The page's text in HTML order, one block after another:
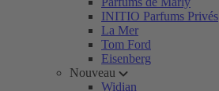
INITIO Parfums Privés
La Mer
Tom Ford
Eisenberg
Nouveau
Widian